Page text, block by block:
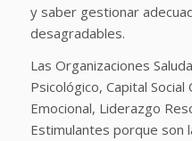
y saber gestionar
desagradables.
Las Organizaciones
Psicológico, Capital
Emocional, Liderazgo
Estimulantes porque son